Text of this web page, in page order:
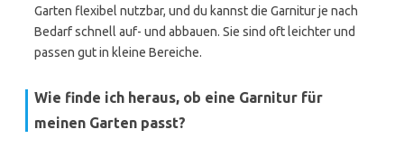
Garten flexibel nutzbar, und du kannst die Garnitur je nach
Bedarf schnell auf- und abbauen. Sie sind oft leichter und
passen gut in kleine Bereiche.
Wie finde ich heraus, ob eine Garnitur für
meinen Garten passt?